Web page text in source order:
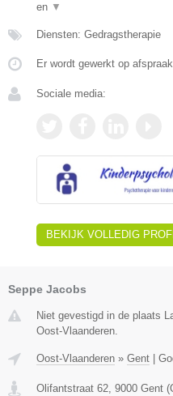
en ▼
Diensten: Gedragstherapie
Er wordt gewerkt op afspraak.
Sociale media:
BEKIJK VOLLEDIG
Seppe Jacobs
Niet gevestigd in de plaats
Oost-Vlaanderen.
Oost-Vlaanderen » Gent
Olifantstraat 62, 9000 Gent (